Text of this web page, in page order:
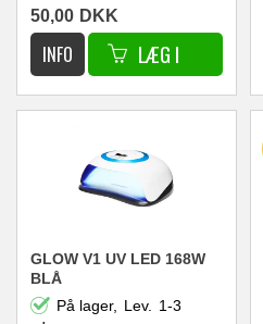
50,00 DKK
GLOW V1 UV LED 168W
BLÅ
På lager,
Lev.
1-3